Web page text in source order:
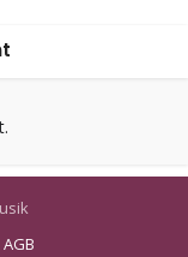
AGB